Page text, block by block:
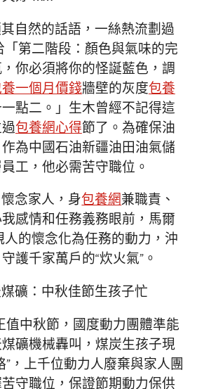
自然的話語，一絲熱流劃過
「第二階段：顏色與氣味的完
你必須將你的怪誕藍色，調
一個月價錢牆壁的灰度包養
點二。」生木曾經不記得這
包養網心得節了。為確保油
為中國石油新疆油田油氣儲
工，他必需苦守職位。
念家人，身包養網兼職責、
感情和任務義務眼前，馬爾
人的懷念化為任務的動力，沖
護千家萬戶的“炊火氣”。
礦：中秋佳節生孩子忙
值中秋節，國度動力團體準能
礦機械轟叫，煤炭生孩子現
”，上千位動力人廢棄與家人團
守職位，保證節期動力保供